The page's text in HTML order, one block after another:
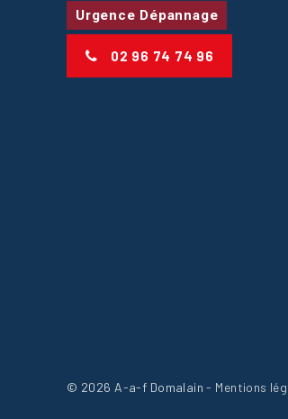
Urgence Dépannage
02 96 74 74 96
© 2026 A-a-f Domalain- Mentions